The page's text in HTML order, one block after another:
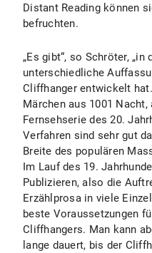
Distant Reading können
befruchten.
„Es gibt“, so Schröter,
unterschiedliche
Cliffhanger entwickelt
Märchen aus 1001
Fernsehserie des 20.
Verfahren sind sehr gut
Breite des populären
Im Lauf des 19.
Publizieren, also die
Erzählprosa in viele
beste Voraussetzungen
Cliffhangers. Man kann
lange dauert, bis der